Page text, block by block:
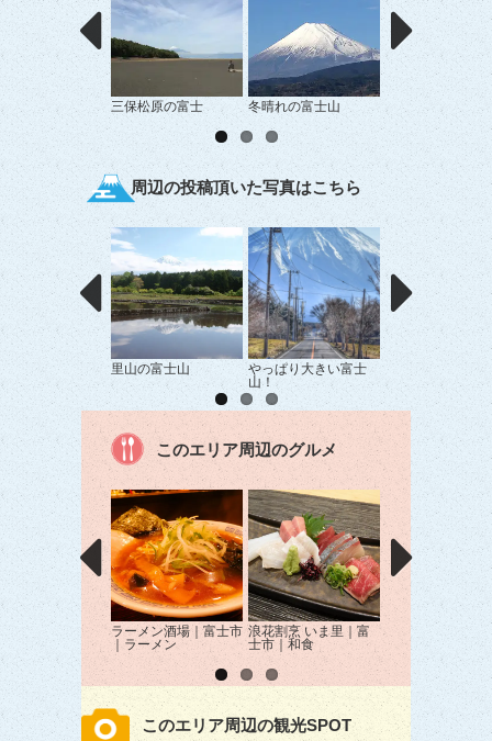
三保松原の富士 冬晴れの富士山
すそ野まで真っ
周辺の投稿頂いた写真はこちら
里山の富士山
やっぱり大きい富士
山！
富士山麓の初夏
このエリア周辺のグルメ
ラーメン酒場｜富士市
｜ラーメン
浪花割烹 いま里｜富
士市｜和食
新孝丸 いな天｜
市｜海鮮
このエリア周辺の観光SPOT